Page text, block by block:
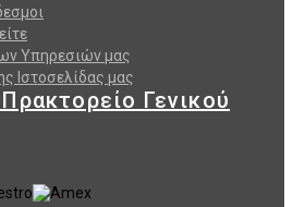
Υπηρεσιών μας
Ιστοσελίδας μας
Γενικού